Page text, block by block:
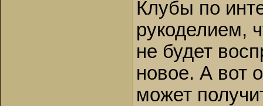
Клубы по
рукоделием,
не будет
новое. А вот
может